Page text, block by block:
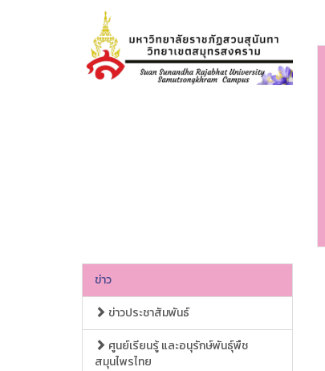
ข่าว
ข่าวประชาสัมพันธ์
ศูนย์เรียนรู้ และอนุรักษ์พันธุ์พืช
สมุนไพรไทย